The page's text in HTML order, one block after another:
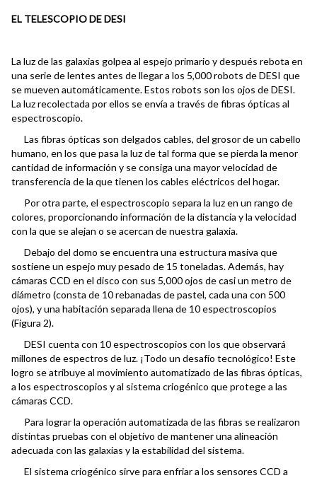
EL TELESCOPIO DE DESI
La luz de las galaxias golpea al espejo primario y después rebota en
una serie de lentes antes de llegar a los 5,000 robots de DESI que
se mueven automáticamente. Estos robots son los ojos de DESI.
La luz recolectada por ellos se envía a través de fibras ópticas al
espectroscopio.
Las fibras ópticas son delgados cables, del grosor de un cabello
humano, en los que pasa la luz de tal forma que se pierda la menor
cantidad de información y se consiga una mayor velocidad de
transferencia de la que tienen los cables eléctricos del hogar.
Por otra parte, el espectroscopio separa la luz en un rango de
colores, proporcionando información de la distancia y la velocidad
con la que se alejan o se acercan de nuestra galaxia.
Debajo del domo se encuentra una estructura masiva que
sostiene un espejo muy pesado de 15 toneladas. Además, hay
cámaras CCD en el disco con sus 5,000 ojos de casi un metro de
diámetro (consta de 10 rebanadas de pastel, cada una con 500
ojos), y una habitación separada llena de 10 espectroscopios
(Figura 2).
DESI cuenta con 10 espectroscopios con los que observará
millones de espectros de luz. ¡Todo un desafío tecnológico! Este
logro se atribuye al movimiento automatizado de las fibras ópticas,
a los espectroscopios y al sistema criogénico que protege a las
cámaras CCD.
Para lograr la operación automatizada de las fibras se realizaron
distintas pruebas con el objetivo de mantener una alineación
adecuada con las galaxias y la estabilidad del sistema.
El sistema criogénico sirve para enfriar a los sensores CCD a